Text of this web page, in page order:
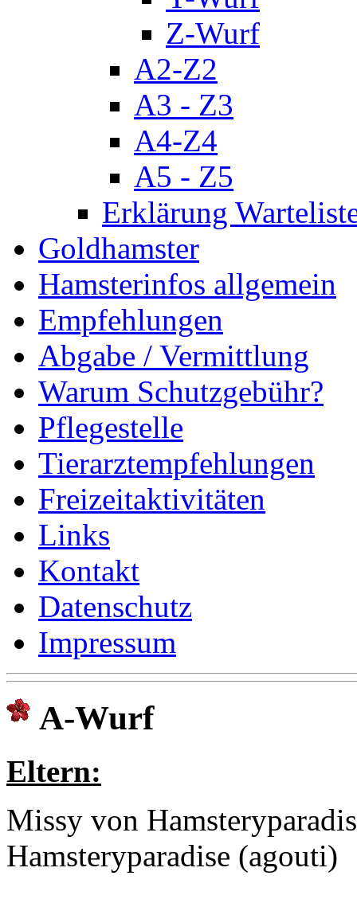
Z-Wurf
A2-Z2
A3 - Z3
A4-Z4
A5 - Z5
Erklärung
Goldhamster
Hamsterinfos allgemein
Empfehlungen
Abgabe / Vermittlung
Warum Schutzgebühr?
Pflegestelle
Tierarztempfehlungen
Freizeitaktivitäten
Links
Kontakt
Datenschutz
Impressum
A-Wurf
Eltern:
Missy von
Hamsteryparadise (agouti)